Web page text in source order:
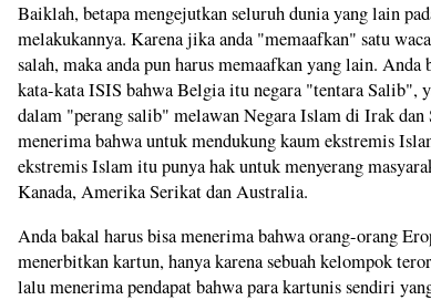
Baiklah, betapa mengejutkan seluruh dunia yang lain
melakukannya. Karena jika anda "memaafkan" satu
salah, maka anda pun harus memaafkan yang lain.
kata-kata ISIS bahwa Belgia itu negara "tentara Salib",
dalam "perang salib" melawan Negara Islam di Irak
menerima bahwa untuk mendukung kaum ekstremis
ekstremis Islam itu punya hak untuk menyerang
Kanada, Amerika Serikat dan Australia.
Anda bakal harus bisa menerima bahwa orang-orang
menerbitkan kartun, hanya karena sebuah kelompok
lalu menerima pendapat bahwa para kartunis sendiri